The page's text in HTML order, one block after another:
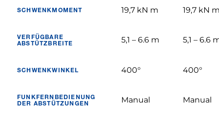
SCHWENKMOMENT 19,7 kN m 19,7 kN
VERFÜGBARE
ABSTÜTZBREITE
5,1 – 6.6 m 5,1 – 6.6
SCHWENKWINKEL 400° 400°
FUNKFERNBEDIENUNG
DER ABSTÜTZUNGEN
Manual Manual